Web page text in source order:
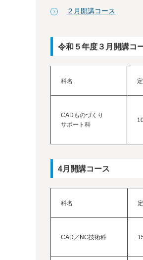
２月開講コース
令和５年度３月開講コ
科名
CADものづくり
サポート科
4月開講コース
科名
CAD／NC技術科